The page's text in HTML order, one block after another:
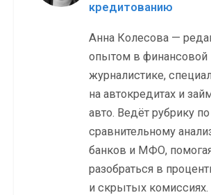
кредитованию
Анна Колесова —
опытом в финансовой
журналистике,
на автокредитах и
авто. Ведёт рубрику по
сравнительному
банков и МФО,
разобраться в
и скрытых комиссиях.